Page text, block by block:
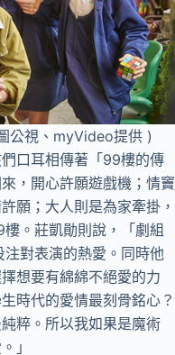
公視、myVideo提供 )
口耳相傳著「99樓的傳
，開心許願遊戲機；情竇
願；大人則是為家牽掛，
。莊凱勛則說，「劇組
對表演的熱愛。同時他
想要有綿綿不絕愛的力
時代的愛情最刻骨銘心？
粹。所以我如果是魔術
」